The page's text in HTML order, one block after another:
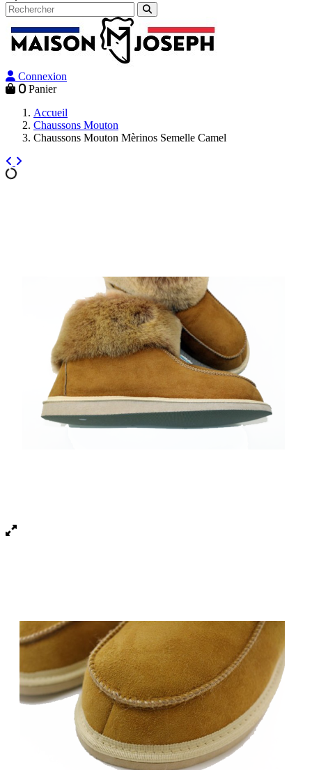
Connexion
0 Panier
Accueil
Chaussons Mouton
Chaussons Mouton Mèrinos Semelle Camel